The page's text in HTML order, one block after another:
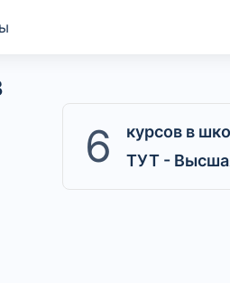
6
курсов в
ТУТ -